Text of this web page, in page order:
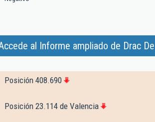
al Informe ampliado de Drac
Posición 408.690
Posición 23.114 de Valencia